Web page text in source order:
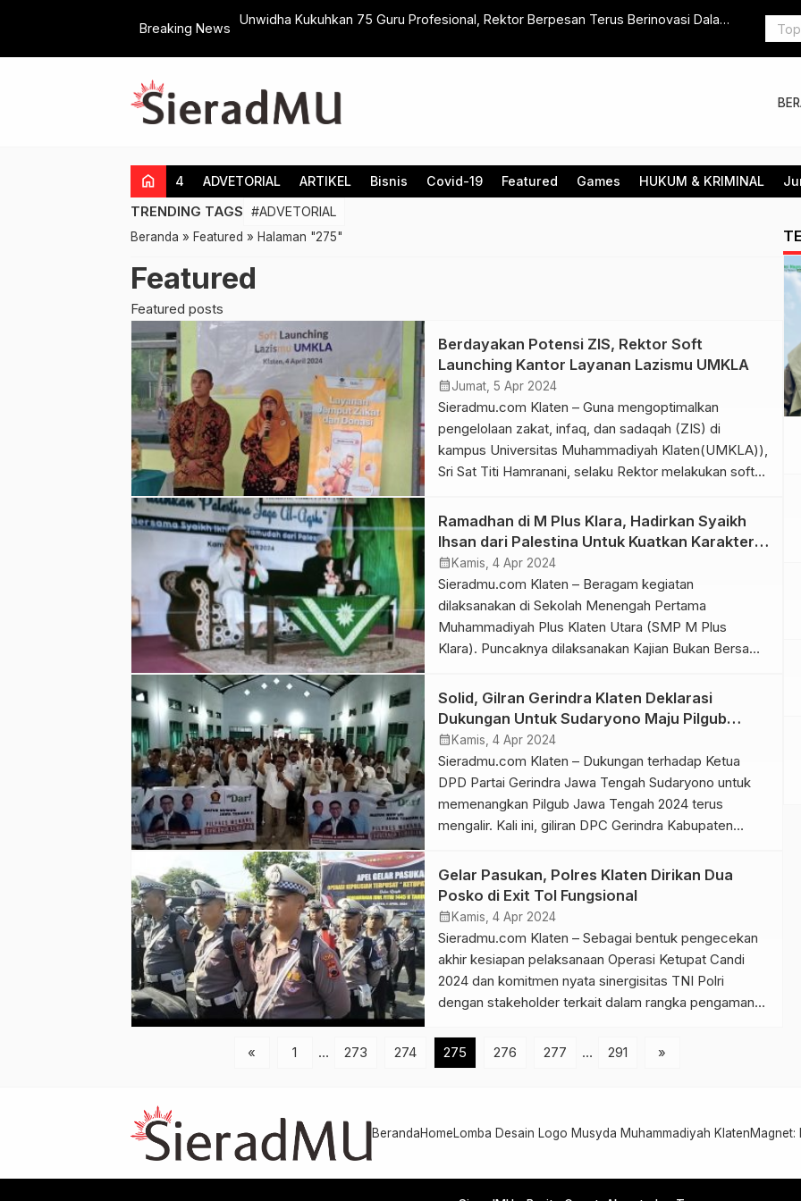
Breaking News
Unwidha Kukuhkan 75 Guru Profesional, Rektor Berpesan Terus Berinovasi Dalam
home 4 ADVETORIAL ARTIKEL Bisnis Covid-19 Featured Games HUKUM & KRIMINAL
TRENDING TAGS #ADVETORIAL
Beranda » Featured » Halaman "275"
Featured
Featured posts
Berdayakan Potensi ZIS, Rektor Soft
Launching Kantor Layanan Lazismu UMKLA
calendar_monthJumat, 5 Apr 2024
Sieradmu.com Klaten – Guna mengoptimalkan
pengelolaan zakat, infaq, dan sadaqah (ZIS) di
kampus Universitas Muhammadiyah Klaten(UMKLA)),
Sri Sat Titi Hamranani, selaku Rektor melakukan soft
(5/4/2024). Soft Launching ditandai dengan
pengguntingan pita oleh Rektor UMKLA didampingi
Badan Pelaksanan Harian (BPH) UMKLA, Profesor
Wisnu Untoro , Ketua Lazismu UMY, Syamsudin dan
[…]
Ramadhan di M Plus Klara, Hadirkan Syaikh
Ihsan dari Palestina Untuk Kuatkan Karakter
Siswa
calendar_month Kamis, 4 Apr 2024
Sieradmu.com Klaten – Beragam kegiatan
dilaksanakan di Sekolah Menengah Pertama
Muhammadiyah Plus Klaten Utara (SMP M Plus
Klara). Puncaknya dilaksanakan Kajian Bukan Bersama
Palestina terkait dengan konflik di Gaza yang terus
berkepanjangan. Selain dihadiri para siswa dan wali,
Kajian Buka Puasa dengan tema Pulihkan Palestina
Jaga Al-Aqsha ini jug […]
Solid, Gilran Gerindra Klaten Deklarasi
Dukungan Untuk Sudaryono Maju Pilgub
Jateng
calendar_month Kamis, 4 Apr 2024
Sieradmu.com Klaten – Dukungan terhadap Ketua
DPD Partai Gerindra Jawa Tengah Sudaryono untuk
memenangkan Pilgub Jawa Tengah 2024 terus
mengalir. Kali ini, giliran DPC Gerindra Kabupaten
rumah makan yang berada di Kecamatan Klaten
Tengah, Klaten. Dalam deklarasi memenangkan
Sudaryono, DPC Gerindra Kabupaten Klaten
menghadirkan seluruh pimpinan, perwakilan seluruh
[…]
Gelar Pasukan, Polres Klaten Dirikan Dua
Posko di Exit Tol Fungsional
calendar_month Kamis, 4 Apr 2024
Sieradmu.com Klaten – Sebagai bentuk pengecekan
akhir kesiapan pelaksanaan Operasi Ketupat Candi
2024 dan komitmen nyata sinergisitas TNI Polri
dengan stakeholder terkait dalam rangka pengamanan
Klaten melaksanakan apel gelar pasukan. Acara yang
dipimpin oleh Wakil Bupati Klaten, Yoga Hardaya.
« 1 … 273 274 275 276 277 … 291 »
BerandaHomeLomba Desain Logo Musyda Muhammadiyah KlatenMagnet: